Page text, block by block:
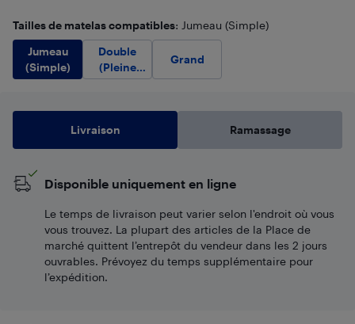
Tailles de matelas compatibles: Jumeau (Simple)
Jumeau
(Simple)
Double
(Pleine
grandeur)
Grand
Livraison Ramassage
Disponible uniquement en ligne
Le temps de livraison peut varier selon l'endroit où vous
vous trouvez. La plupart des articles de la Place de
marché quittent l’entrepôt du vendeur dans les 2 jours
ouvrables. Prévoyez du temps supplémentaire pour
l’expédition.